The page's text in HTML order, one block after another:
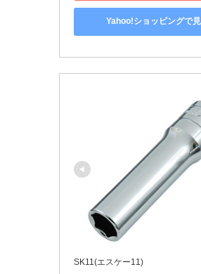
Yahoo!ショッピングで
SK11(エスケー11)